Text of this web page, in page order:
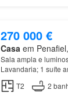
270 000 €
Casa em
Sala ampla e
Lavandaria; 1 suíte
Localizado numa
T2 2